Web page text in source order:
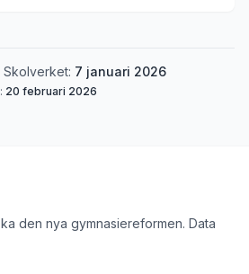
7 januari 2026
20 februari 2026
den nya gymnasiereformen. Data